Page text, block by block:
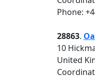
Phone:
28863.
10
United